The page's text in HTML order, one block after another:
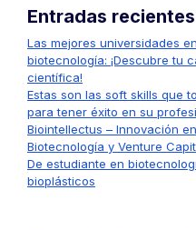
Entradas recientes
Las mejores universidades
biotecnología: ¡Descubre tu
científica!
Estas son las soft skills que
para tener éxito en su
Biointellectus – Innovación
Biotecnología y Venture
De estudiante en
bioplásticos